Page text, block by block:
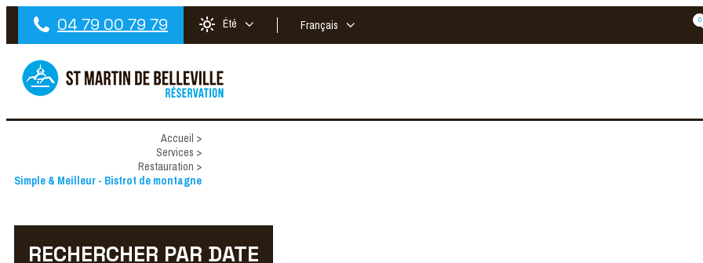
04 79 00 79 79 Été Français 0
Accueil >
Services >
Restauration >
Simple & Meilleur - Bistrot de montagne
RECHERCHER PAR DATE